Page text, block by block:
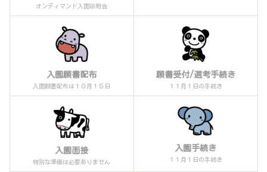
オンディマンド入園説明会
入園願書配布
入園願書配布は１０月１５日
願書受付/選考手続き
１１月１日の手続き
入園面接
特別な準備は必要ありません
入園手続き
１１月１日の手続き